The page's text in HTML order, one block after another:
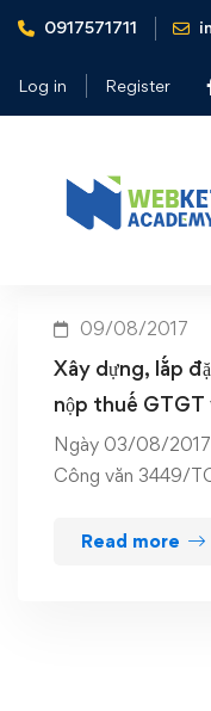
0917571711
Log in Register
Home lắp đặt ngoại
Tag: lắp
09/08/2017
Xây dựng, lắp
nộp thuế GTGT
Ngày 03/08/2017,
Công văn 3449/
Read more